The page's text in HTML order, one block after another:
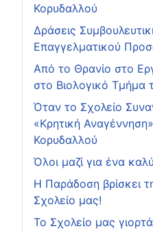
Κορυδαλλού
Δράσεις
Επαγγελματικού
Από το Θρανίο στο
στο Βιολογικό Τμήμα
Όταν το Σχολείο
«Κρητική
Κορυδαλλού
Όλοι μαζί για ένα
Η Παράδοση βρίσκει
Σχολείο μας!
Το Σχολείο μας